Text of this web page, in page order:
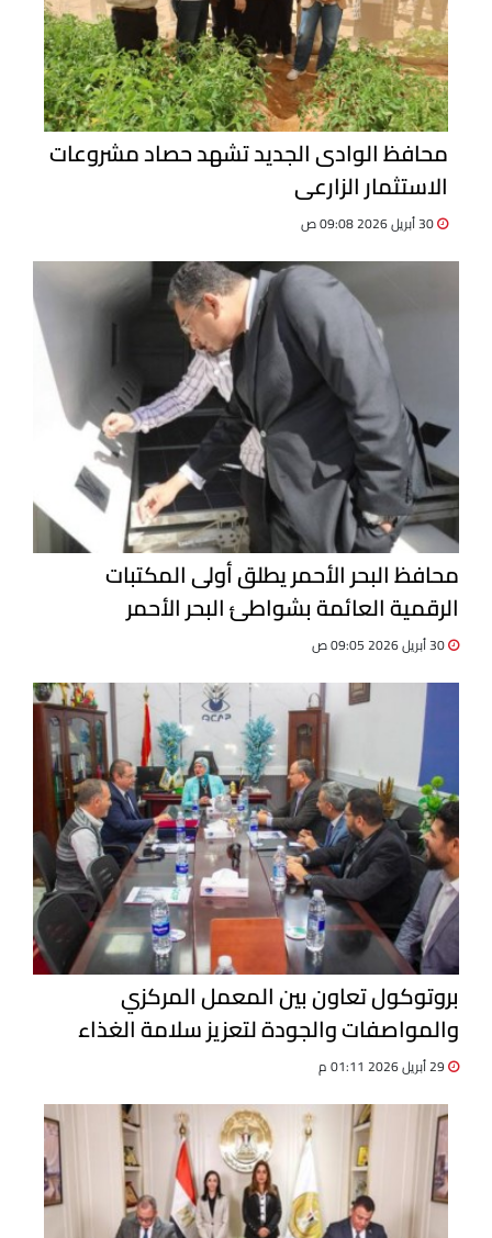
محافظ الوادى الجديد تشهد حصاد مشروعات
الاستثمار الزارعى
محافظ البحر الأحمر يطلق أولى المكتبات
الرقمية العائمة بشواطئ البحر الأحمر
بروتوكول تعاون بين المعمل المركزي
والمواصفات والجودة لتعزيز سلامة الغذاء